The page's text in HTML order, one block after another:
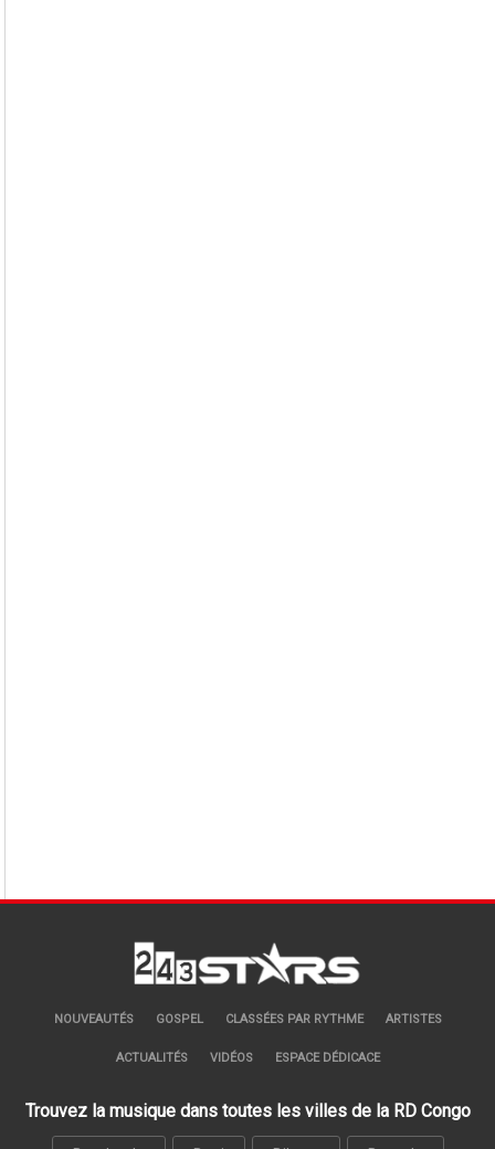
NOUVEAUTÉS GOSPEL CLASSÉES PAR RYTHME ARTISTES
ACTUALITÉS VIDÉOS ESPACE DÉDICACE
Trouvez la musique dans toutes les villes de la RD Congo